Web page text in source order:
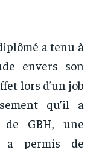
a tenu à
envers son
lors d’un job
qu’il a
de GBH, une
a permis de